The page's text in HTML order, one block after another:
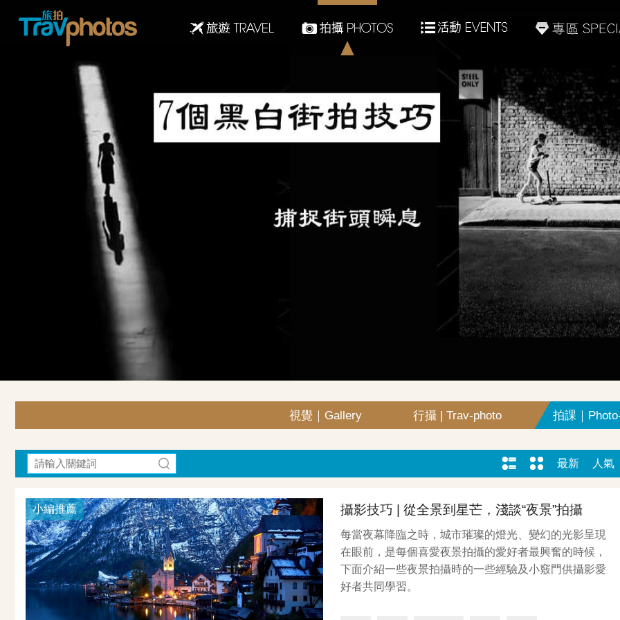
視覺｜Gallery 行攝 | Trav-photo 拍課｜
最新 人氣
小編推薦 攝影技巧 | 從全景到星芒，淺談“夜景”拍攝
每當夜幕降臨之時，城市璀璨的燈光、變幻的光影呈現
在眼前，是每個喜愛夜景拍攝的愛好者最興奮的時候，
下面介紹一些夜景拍攝時的一些經驗及小竅門供攝影愛
好者共同學習。